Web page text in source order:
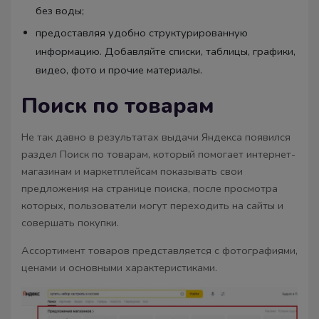
без воды;
предоставляя удобно структурированную
информацию. Добавляйте списки, таблицы, графики,
видео, фото и прочие материалы.
Поиск по товарам
Не так давно в результатах выдачи Яндекса появился
раздел Поиск по товарам, который помогает интернет-
магазинам и маркетплейсам показывать свои
предложения на странице поиска, после просмотра
которых, пользователи могут переходить на сайты и
совершать покупки.
Ассортимент товаров представляется с фотографиями,
ценами и основными характеристиками.